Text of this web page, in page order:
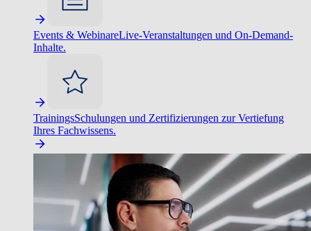
Events & WebinareLive-Veranstaltungen und On-Demand-
Inhalte.
TrainingsSchulungen und Zertifizierungen zur Vertiefung
Ihres Fachwissens.